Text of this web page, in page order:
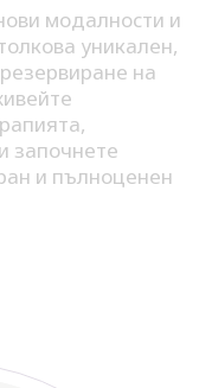
модалности и
уникален,
на
започнете
и пълноценен